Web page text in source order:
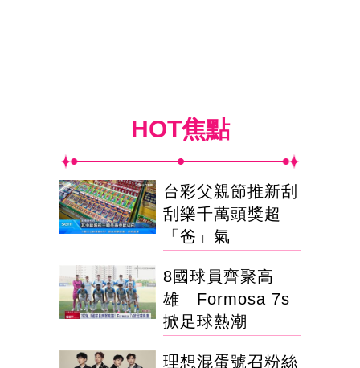
HOT焦點
台彩父親節推新刮
刮樂千萬頭獎超
「爸」氣
8國球員齊聚高
雄 Formosa 7s
掀足球熱潮
理想混蛋號召粉絲